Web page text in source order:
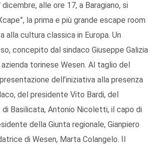
dicembre, alle ore 17, a Baragiano, si
la prima e più grande escape room
alla cultura classica in Europa. Un
concepito dal sindaco Giuseppe Galizia
torinese Wesen. Al taglio del
dell’iniziativa alla presenza
del presidente Vito Bardi, del
Basilicata, Antonio Nicoletti, il capo di
della Giunta regionale, Gianpiero
di Wesen, Marta Colangelo. Il